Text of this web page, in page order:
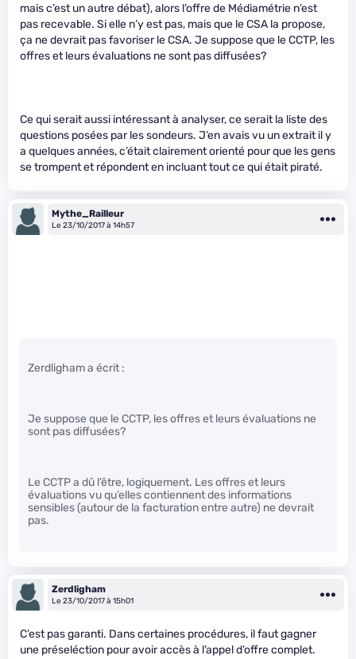
mais c’est un autre débat), alors l’offre de Médiamétrie n’est
pas recevable. Si elle n’y est pas, mais que le CSA la propose,
ça ne devrait pas favoriser le CSA. Je suppose que le CCTP, les
offres et leurs évaluations ne sont pas diffusées?
Ce qui serait aussi intéressant à analyser, ce serait la liste des
questions posées par les sondeurs. J’en avais vu un extrait il y
a quelques années, c’était clairement orienté pour que les gens
se trompent et répondent en incluant tout ce qui était piraté.
Mythe_Railleur
Le 23/10/2017 à 14h57
Zerdligham a écrit :
Je suppose que le CCTP, les offres et leurs évaluations ne
sont pas diffusées?
Le CCTP a dû l’être, logiquement. Les offres et leurs
évaluations vu qu’elles contiennent des informations
sensibles (autour de la facturation entre autre) ne devrait
pas.
Zerdligham
Le 23/10/2017 à 15h01
C’est pas garanti. Dans certaines procédures, il faut gagner
une préseléction pour avoir accès à l’appel d’offre complet.